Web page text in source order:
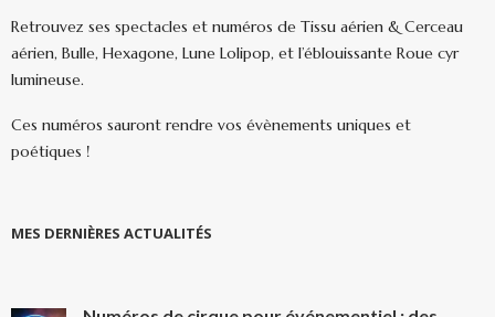
Retrouvez ses spectacles et numéros de Tissu aérien & Cerceau
aérien, Bulle, Hexagone, Lune Lolipop, et l’éblouissante Roue cyr
lumineuse.
Ces numéros sauront rendre vos évènements uniques et
poétiques !
MES DERNIÈRES ACTUALITÉS